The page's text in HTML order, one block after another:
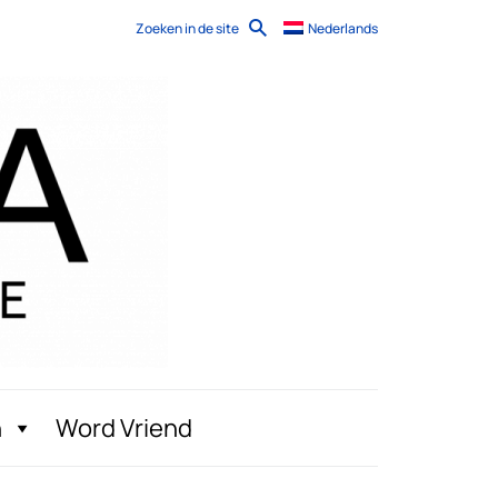
Zoeken in de site Nederlands
Word Vriend